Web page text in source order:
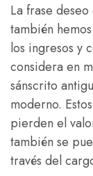
La frase
también
los ingresos y
considera en
sánscrito
moderno.
pierden el
también se
través del